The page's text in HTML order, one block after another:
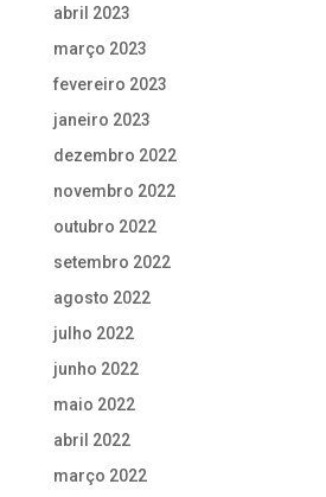
abril 2023
março 2023
fevereiro 2023
janeiro 2023
dezembro 2022
novembro 2022
outubro 2022
setembro 2022
agosto 2022
julho 2022
junho 2022
maio 2022
abril 2022
março 2022